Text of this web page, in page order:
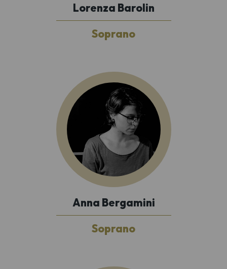
Lorenza Barolin
Soprano
Anna Bergamini
Soprano